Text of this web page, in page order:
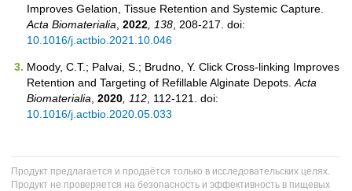
Improves Gelation, Tissue Retention and Systemic Capture.
Acta Biomaterialia 2022 , 138 , 208-217. doi:
10.1016/j.actbio.2021.10.046
Moody, C.T.; Palvai, S.; Brudno, Y. Click Cross-linking Improves
Retention and Targeting of Refillable Alginate Depots. Acta
Biomaterialia 2020 , 112 , 112-121. doi:
10.1016/j.actbio.2020.05.033
Продукт предлагается и продаётся только в исследовательских целях.
Продукт не проверяется на безопасность и эффективность в пищевых